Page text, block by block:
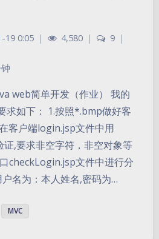
19 0:05 | 4,580 | 9 |
web简单开发（作业） 我的
求如下： 1.按照*.bmp做好客
客户端login.jsp文件中用
,要求非空字符，非空对象等
checkLogin.jsp文件中进行分
名为：本人姓名,密码为…
MVC